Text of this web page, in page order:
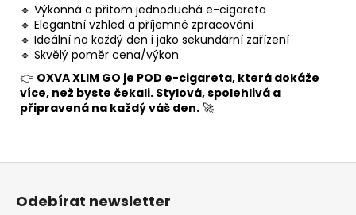
🔹 Výkonná a přitom jednoduchá e-cigareta
🔹 Elegantní vzhled a příjemné zpracování
🔹 Ideální na každý den i jako sekundární zařízení
🔹 Skvělý poměr cena/výkon
👉 OXVA XLIM GO je POD e-cigareta, která dokáže
více, než byste čekali. Stylová, spolehlivá a
připravená na každý váš den. 🚀
Z
Odebírat newsletter